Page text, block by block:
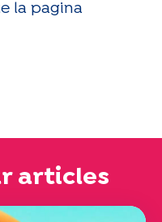
la pagina
articles